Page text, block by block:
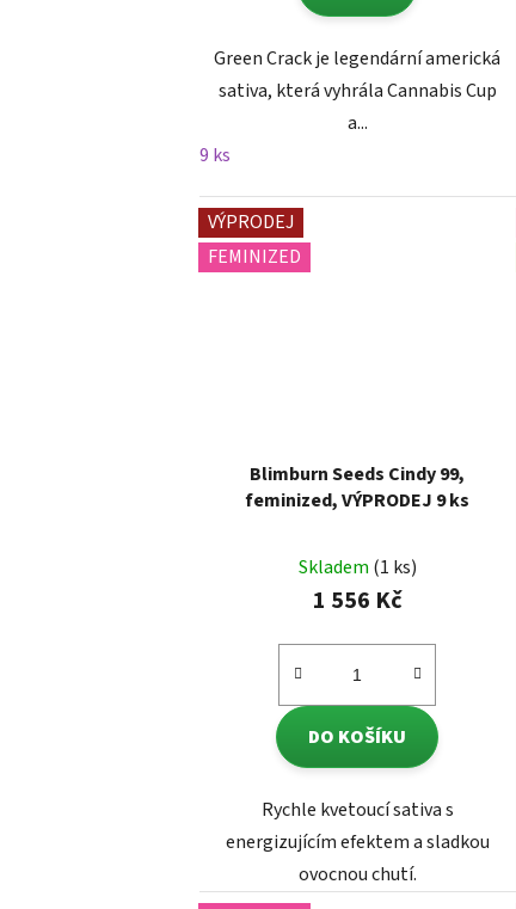
Green Crack je legendární americká
sativa, která vyhrála Cannabis Cup
a...
9 ks
VÝPRODEJ
FEMINIZED
Blimburn Seeds Cindy 99,
feminized, VÝPRODEJ 9 ks
Skladem (1 ks)
1 556 Kč
DO KOŠÍKU
Rychle kvetoucí sativa s
energizujícím efektem a sladkou
ovocnou chutí.